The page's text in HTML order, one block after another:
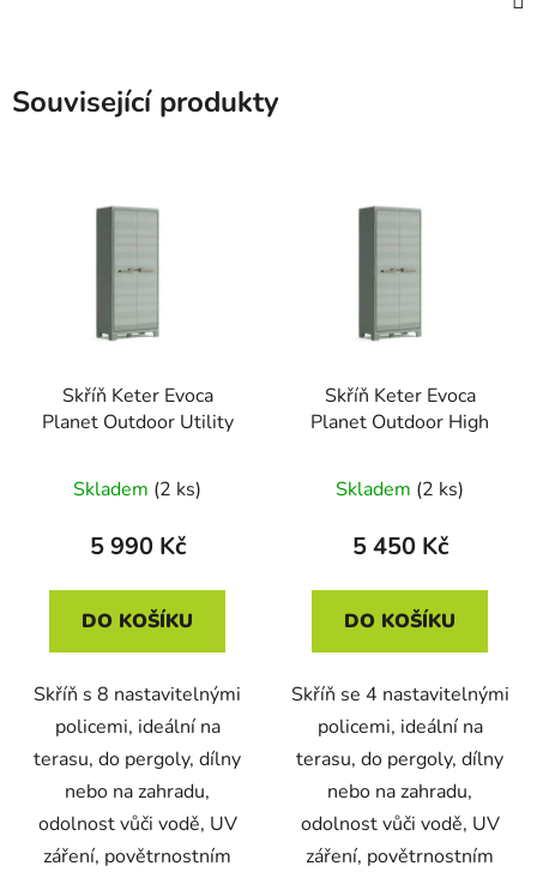
Související produkty
Skříň Keter Evoca
Planet Outdoor Utility
Skladem (2 ks)
5 990 Kč
DO KOŠÍKU
Skříň s 8 nastavitelnými
policemi, ideální na
terasu, do pergoly, dílny
nebo na zahradu,
odolnost vůči vodě, UV
záření, povětrnostním
Skříň Keter Evoca
Planet Outdoor High
Skladem (2 ks)
5 450 Kč
DO KOŠÍKU
Skříň se 4 nastavitelnými
policemi, ideální na
terasu, do pergoly, dílny
nebo na zahradu,
odolnost vůči vodě, UV
záření, povětrnostním